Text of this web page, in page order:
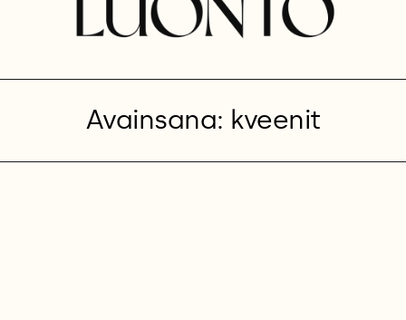
Avainsana: kveenit